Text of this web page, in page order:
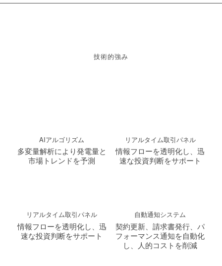
技術的強み
AIアルゴリズム
多変量解析により発電量と
市場トレンドを予測
リアルタイム取引パネル
情報フローを透明化し、迅
速な投資判断をサポート
リアルタイム取引パネル
情報フローを透明化し、迅
速な投資判断をサポート
自動通知システム
契約更新、請求書発行、パ
フォーマンス通知を自動化
し、人的コストを削減